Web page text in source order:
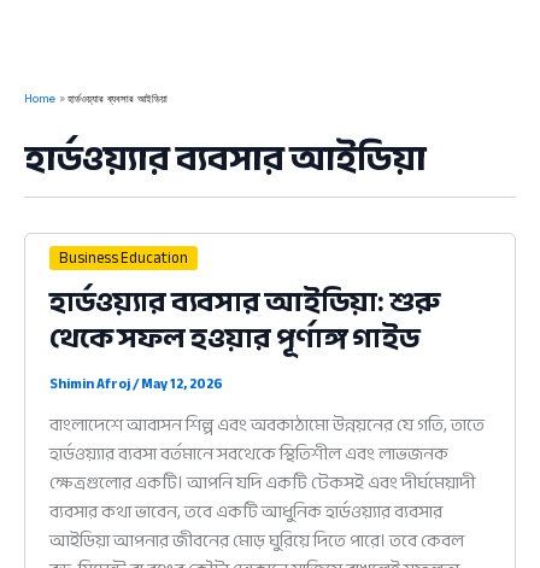
Home হার্ডওয়্যার ব্যবসার আইডিয়া
হার্ডওয়্যার ব্যবসার আইডিয়া
Business Education
হার্ডওয়্যার ব্যবসার আইডিয়া: শুরু
থেকে সফল হওয়ার পূর্ণাঙ্গ গাইড
Shimin Afroj/May 12, 2026
বাংলাদেশে আবাসন শিল্প এবং অবকাঠামো উন্নয়নের যে গতি, তাতে
হার্ডওয়্যার ব্যবসা বর্তমানে সবথেকে স্থিতিশীল এবং লাভজনক
ক্ষেত্রগুলোর একটি। আপনি যদি একটি টেকসই এবং দীর্ঘমেয়াদী
ব্যবসার কথা ভাবেন, তবে একটি আধুনিক হার্ডওয়্যার ব্যবসার
আইডিয়া আপনার জীবনের মোড় ঘুরিয়ে দিতে পারে। তবে কেবল